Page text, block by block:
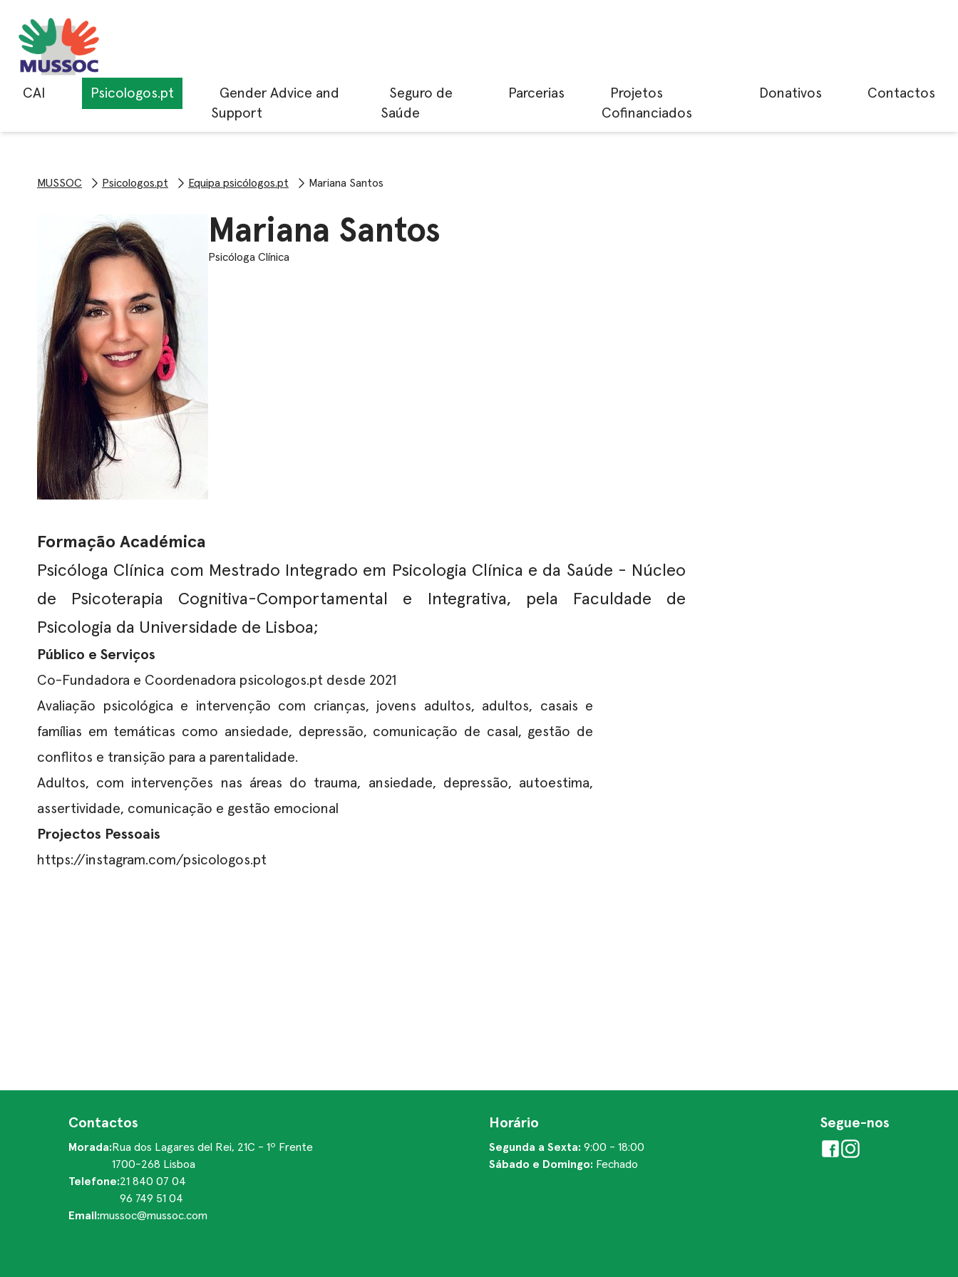
CAI Psicologos.pt
Gender Advice and
Support
Seguro de
Saúde
Parcerias
Projetos
Cofinanciados
Donativos Contactos
MUSSOC Psicologos.pt Equipa psicólogos.pt Mariana Santos
Mariana Santos
Psicóloga Clínica
Formação Académica
Psicóloga Clínica com Mestrado Integrado em Psicologia Clínica e da Saúde - Núcleo
de Psicoterapia Cognitiva-Comportamental e Integrativa, pela Faculdade de
Psicologia da Universidade de Lisboa;
Público e Serviços
Co-Fundadora e Coordenadora psicologos.pt desde 2021
Avaliação psicológica e intervenção com crianças, jovens adultos, adultos, casais e
famílias em temáticas como ansiedade, depressão, comunicação de casal, gestão de
conflitos e transição para a parentalidade.
Adultos, com intervenções nas áreas do trauma, ansiedade, depressão, autoestima,
assertividade, comunicação e gestão emocional
Projectos Pessoais
https://instagram.com/psicologos.pt
Contactos
Morada: Rua dos Lagares del Rei, 21C - 1º Frente
1700-268 Lisboa
Telefone:21 840 07 04
96 749 51 04
Email:mussoc@mussoc.com
Horário
Segunda a Sexta: 9:00 - 18:00
Sábado e Domingo: Fechado
Segue-nos